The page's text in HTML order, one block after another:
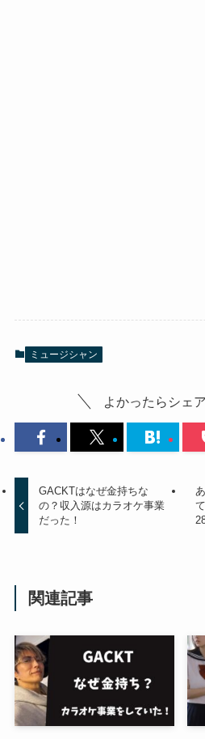
ミュージシャン
よかったらシェ
GACKTはなぜ金持ちな
の？収入源はカラオケ事業
だった！
関連記事